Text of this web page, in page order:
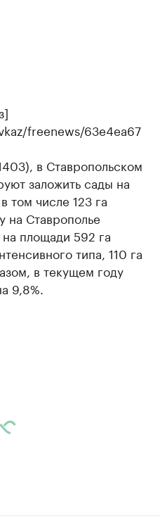
freenews/63e4ea67
в Ставропольском
заложить сады на
том числе 123 га
на Ставрополье
площади 592 га
типа, 110 га
в текущем году
9,8%.